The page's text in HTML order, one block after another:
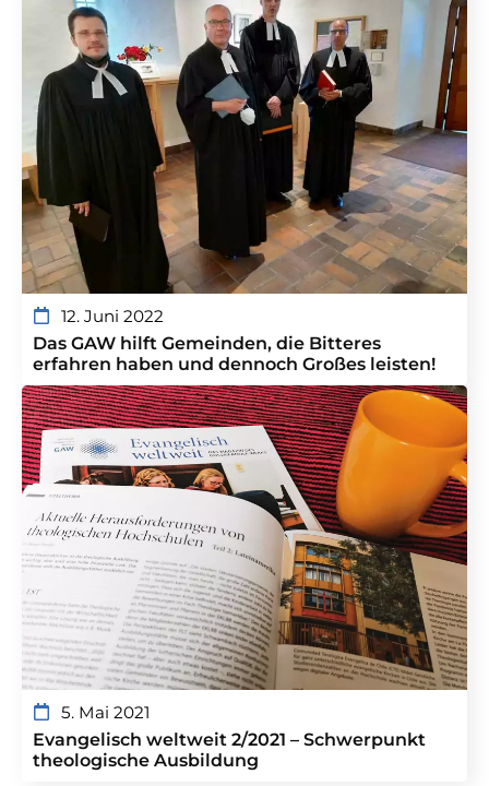
12. Juni 2022
Das GAW hilft Gemeinden, die Bitteres
erfahren haben und dennoch Großes leisten!
5. Mai 2021
Evangelisch weltweit 2/2021 – Schwerpunkt
theologische Ausbildung